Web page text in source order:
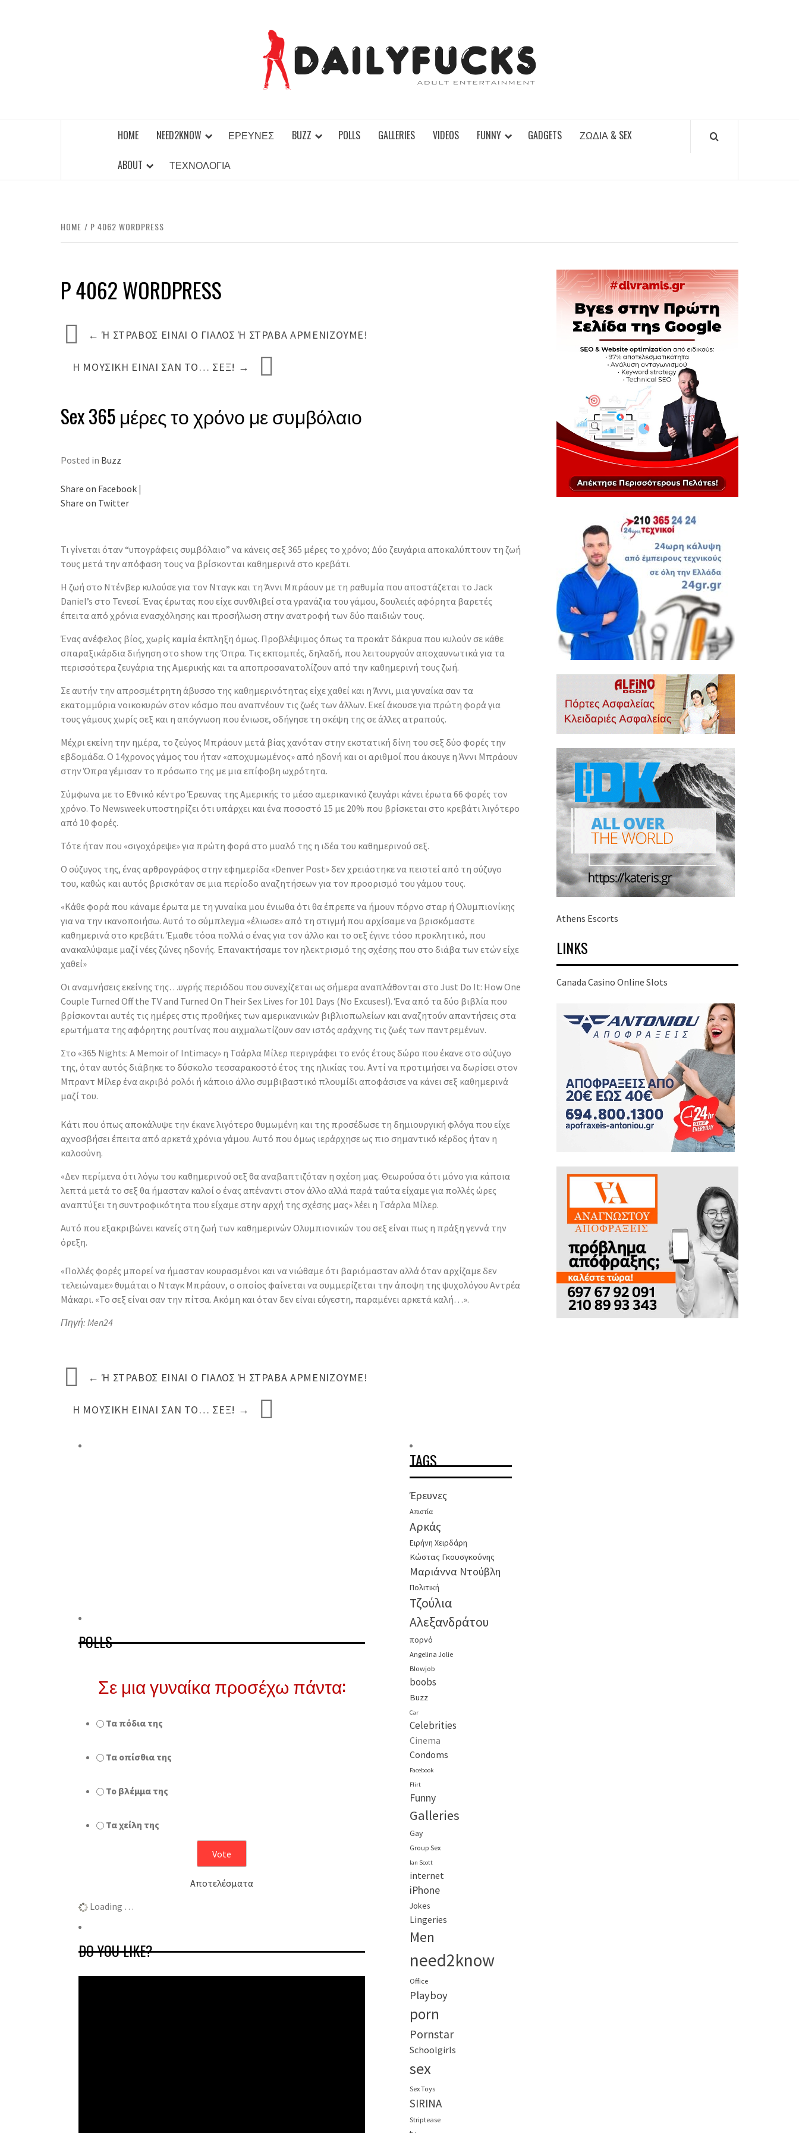
HOME NEED2KNOW ΈΡΕΥΝΕΣ BUZZ POLLS GALLERIES VIDEOS FUNNY GADGETS ΖΏΔΙΑ & SEX
ABOUT ΤΕΧΝΟΛΟΓΊΑ
HOME P 4062 WORDPRESS
P 4062 WORDPRESS
← Ή ΣΤΡΑΒΌΣ ΕΊΝΑΙ Ο ΓΙΑΛΌΣ Ή ΣΤΡΑΒΆ ΑΡΜΕΝΊΖΟΥΜΕ!
Η ΜΟΥΣΙΚΉ ΕΊΝΑΙ ΣΑΝ ΤΟ… ΣΕΞ! →
Sex 365 μέρες το χρόνο με συμβόλαιο
Posted in Buzz
Share on Facebook |
Share on Twitter
Τι γίνεται όταν “υπογράφεις συμβόλαιο” να κάνεις σεξ 365 μέρες το χρόνο; Δύο ζευγάρια αποκαλύπτουν τη ζωή
τους μετά την απόφαση τους να βρίσκονται καθημερινά στο κρεβάτι.
Η ζωή στο Ντένβερ κυλούσε για τον Νταγκ και τη Άννι Μπράουν με τη ραθυμία που αποστάζεται το Jack
Daniel’s στο Τενεσί. Ένας έρωτας που είχε συνθλιβεί στα γρανάζια του γάμου, δουλειές αφόρητα βαρετές
έπειτα από χρόνια ενασχόλησης και προσήλωση στην ανατροφή των δύο παιδιών τους.
Ένας ανέφελος βίος, χωρίς καμία έκπληξη όμως. Προβλέψιμος όπως τα προκάτ δάκρυα που κυλούν σε κάθε
σπαραξικάρδια διήγηση στο show της Όπρα. Τις εκπομπές, δηλαδή, που λειτουργούν αποχαυνωτικά για τα
περισσότερα ζευγάρια της Αμερικής και τα αποπροσανατολίζουν από την καθημερινή τους ζωή.
Σε αυτήν την απροσμέτρητη άβυσσο της καθημερινότητας είχε χαθεί και η Άννι, μια γυναίκα σαν τα
εκατομμύρια νοικοκυρών στον κόσμο που αναπνέουν τις ζωές των άλλων. Εκεί άκουσε για πρώτη φορά για
τους γάμους χωρίς σεξ και η απόγνωση που ένιωσε, οδήγησε τη σκέψη της σε άλλες ατραπούς.
Μέχρι εκείνη την ημέρα, το ζεύγος Μπράουν μετά βίας χανόταν στην εκστατική δίνη του σεξ δύο φορές την
εβδομάδα. Ο 14χρονος γάμος του ήταν «αποχυμωμένος» από ηδονή και οι αριθμοί που άκουγε η Άννι Μπράουν
στην Όπρα γέμισαν το πρόσωπο της με μια επίφοβη ωχρότητα.
Σύμφωνα με το Εθνικό κέντρο Έρευνας της Αμερικής το μέσο αμερικανικό ζευγάρι κάνει έρωτα 66 φορές τον
χρόνο. Το Newsweek υποστηρίζει ότι υπάρχει και ένα ποσοστό 15 με 20% που βρίσκεται στο κρεβάτι λιγότερο
από 10 φορές.
Τότε ήταν που «σιγοχόρεψε» για πρώτη φορά στο μυαλό της η ιδέα του καθημερινού σεξ.
Ο σύζυγος της, ένας αρθρογράφος στην εφημερίδα «Denver Post» δεν χρειάστηκε να πειστεί από τη σύζυγο
του, καθώς και αυτός βρισκόταν σε μια περίοδο αναζητήσεων για τον προορισμό του γάμου τους.
«Κάθε φορά που κάναμε έρωτα με τη γυναίκα μου ένιωθα ότι θα έπρεπε να ήμουν πόρνο σταρ ή Ολυμπιονίκης
για να την ικανοποιήσω. Αυτό το σύμπλεγμα «έλιωσε» από τη στιγμή που αρχίσαμε να βρισκόμαστε
καθημερινά στο κρεβάτι. Έμαθε τόσα πολλά ο ένας για τον άλλο και το σεξ έγινε τόσο προκλητικό, που
ανακαλύψαμε μαζί νέες ζώνες ηδονής. Επανακτήσαμε τον ηλεκτρισμό της σχέσης που στο διάβα των ετών είχε
χαθεί»
Οι αναμνήσεις εκείνης της…υγρής περιόδου που συνεχίζεται ως σήμερα αναπλάθονται στο Just Do It: How One
Couple Turned Off the TV and Turned On Their Sex Lives for 101 Days (No Excuses!). Ένα από τα δύο βιβλία που
βρίσκονται αυτές τις ημέρες στις προθήκες των αμερικανικών βιβλιοπωλείων και αναζητούν απαντήσεις στα
ερωτήματα της αφόρητης ρουτίνας που αιχμαλωτίζουν σαν ιστός αράχνης τις ζωές των παντρεμένων.
Στο «365 Nights: A Memoir of Intimacy» η Τσάρλα Μίλερ περιγράφει το ενός έτους δώρο που έκανε στο σύζυγο
της, όταν αυτός διάβηκε το δύσκολο τεσσαρακοστό έτος της ηλικίας του. Αντί να προτιμήσει να δωρίσει στον
Μπραντ Μίλερ ένα ακριβό ρολόι ή κάποιο άλλο συμβιβαστικό πλουμίδι αποφάσισε να κάνει σεξ καθημερινά
μαζί του.
Κάτι που όπως αποκάλυψε την έκανε λιγότερο θυμωμένη και της προσέδωσε τη δημιουργική φλόγα που είχε
αχνοσβήσει έπειτα από αρκετά χρόνια γάμου. Αυτό που όμως ιεράρχησε ως πιο σημαντικό κέρδος ήταν η
καλοσύνη.
«Δεν περίμενα ότι λόγω του καθημερινού σεξ θα αναβαπτιζόταν η σχέση μας. Θεωρούσα ότι μόνο για κάποια
λεπτά μετά το σεξ θα ήμασταν καλοί ο ένας απέναντι στον άλλο αλλά παρά ταύτα είχαμε για πολλές ώρες
αναπτύξει τη συντροφικότητα που είχαμε στην αρχή της σχέσης μας» λέει η Τσάρλα Μίλερ.
Αυτό που εξακριβώνει κανείς στη ζωή των καθημερινών Ολυμπιονικών του σεξ είναι πως η πράξη γεννά την
όρεξη.
«Πολλές φορές μπορεί να ήμασταν κουρασμένοι και να νιώθαμε ότι βαριόμασταν αλλά όταν αρχίζαμε δεν
τελειώναμε» θυμάται ο Νταγκ Μπράουν, ο οποίος φαίνεται να συμμερίζεται την άποψη της ψυχολόγου Αντρέα
Μάκαρι. «Το σεξ είναι σαν την πίτσα. Ακόμη και όταν δεν είναι εύγεστη, παραμένει αρκετά καλή…».
Πηγή: Men24
← Ή ΣΤΡΑΒΌΣ ΕΊΝΑΙ Ο ΓΙΑΛΌΣ Ή ΣΤΡΑΒΆ ΑΡΜΕΝΊΖΟΥΜΕ!
Η ΜΟΥΣΙΚΉ ΕΊΝΑΙ ΣΑΝ ΤΟ… ΣΕΞ! →
POLLS
Σε μια γυναίκα προσέχω πάντα:
Τα πόδια της
Τα οπίσθια της
Το βλέμμα της
Τα χείλη της
Αποτελέσματα
Loading …
DO YOU LIKE?
TAGS
Έρευνες
Απιστία
Αρκάς
Ειρήνη Χειρδάρη
Κώστας Γκουσγκούνης
Μαριάννα Ντούβλη
Πολιτική
Τζούλια
Αλεξανδράτου
πορνό
Angelina Jolie
Blowjob
boobs
Buzz
Car
Celebrities
Cinema
Condoms
Facebook
Flirt
Funny
Galleries
Gay
Group Sex
Ian Scott
internet
iPhone
Jokes
Lingeries
Men
need2know
Office
Playboy
porn
Pornstar
Schoolgirls
sex
Sex Toys
SIRINA
Striptease
Athens Escorts
LINKS
Canada Casino Online Slots